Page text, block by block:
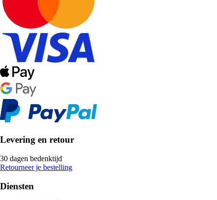
Levering en retour
30 dagen bedenktijd
Retourneer je bestelling
Diensten